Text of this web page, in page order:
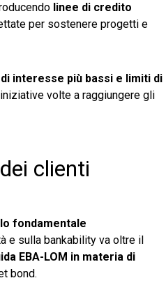
linee di credito
per sostenere progetti e
interesse più bassi e limiti di
volte a raggiungere gli
clienti
fondamentale
e sulla bankability va oltre il
EBA-LOM in materia di
bond.